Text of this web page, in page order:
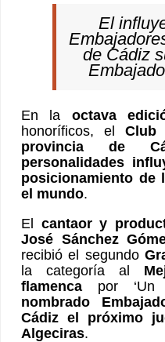
El
de Cádiz
En la octava
honoríficos, el Club
provincia de
personalidades
posicionamiento de
el mundo.
El cantaor y
José Sánchez
recibió el segundo
la categoría al
flamenca por ‘Un
nombrado
Cádiz el próximo
Algeciras.